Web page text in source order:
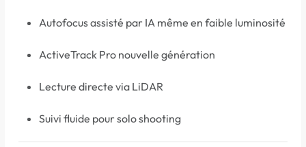
Autofocus assisté par IA même en faible luminosité
ActiveTrack Pro nouvelle génération
Lecture directe via LiDAR
Suivi fluide pour solo shooting